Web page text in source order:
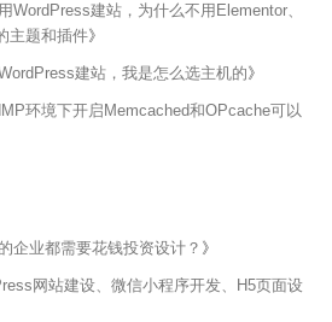
WordPress建站，为什么不用Elementor、
主题和插件》
建站，我是怎么选主机的》
环境下开启Memcached和OPcache可以
企业都需要花钱投资设计？ 》
网站建设、微信小程序开发、H5页面设